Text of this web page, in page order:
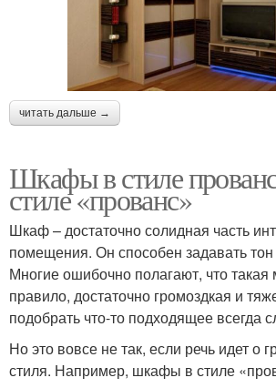
читать дальше →
Шкафы в стиле
стиле «прованс»
Шкаф – достаточно солидная часть
помещения. Он способен задавать
Многие ошибочно полагают, что такая
правило, достаточно громоздкая и
подобрать что-то подходящее всегда
Но это вовсе не так, если речь идет о
стиля. Например, шкафы в стиле